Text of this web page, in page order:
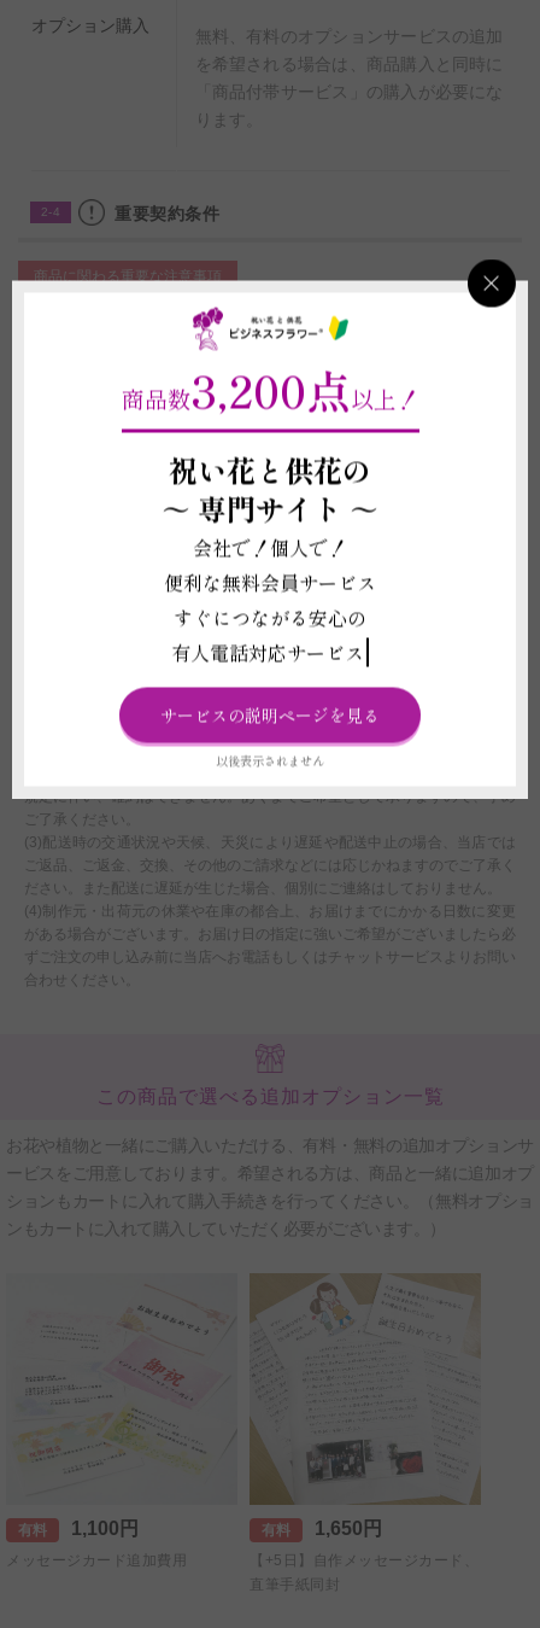
オプション購入
無料、有料のオプションサービスの追加
を希望される場合は、商品購入と同時に
「商品付帯サービス」の購入が必要にな
ります。
2-4 重要契約条件
商品に関わる重要な注意事項
(1)植物は形状や色合いが個々で異なります。可能な限り掲載写真に近いも
のをご用意いたしますが、季節や生育状況により植物の形状や色味が変動す
(2)お届け先の気温が0度を下回る場合、また、30度を超える場合は、配送中
に植物が気温の影響で傷む可能性があるため、お申し込みをお受けできない
ことがございます。強いご希望がございましたら、気温による品質への影響
に責任が持てないことをご了承の上で配送手配をいたします。
(3)立札や鉢などの資材は掲載写真と差異が発生する場合がございます。
(4)鉢は回収しておりません。ご不要になった際は各自治体のご案内に沿っ
(5)受注制作（オーダー）のため、商品作成後の変更・取り消しを承ること
ができません。制作開始後に、万が一ご注文をお取り消しされた場合も代金
はご注文者様に全額負担いただきます。
配送に関わる重要な注意事項
(1)平日15:00以降、土曜日12:00以降、及び営業時間外または休業日にいた
だいたご注文につきましては、翌営業日をもってご注文を承諾したものとさ
せていただきます。
(2)注文フォームでお届け時間帯のご指定いただいたとしても、運送会社の
規定に伴い、確約はできません。あくまでご希望として承りますので、予め
ご了承ください。
(3)配送時の交通状況や天候、天災により遅延や配送中止の場合、当店では
ご返品、ご返金、交換、その他のご請求などには応じかねますのでご了承く
ださい。また配送に遅延が生じた場合、個別にご連絡はしておりません。
(4)制作元・出荷元の休業や在庫の都合上、お届けまでにかかる日数に変更
がある場合がございます。お届け日の指定に強いご希望がございましたら必
ずご注文の申し込み前に当店へお電話もしくはチャットサービスよりお問い
合わせください。
この商品で選べる追加オプション一覧
お花や植物と一緒にご購入いただける、有料・無料の追加オプションサ
ービスをご用意しております。希望される方は、商品と一緒に追加オプ
ションもカートに入れて購入手続きを行ってください。（無料オプショ
ンもカートに入れて購入していただく必要がございます。）
有料 1,100円
メッセージカード追加費用
有料 1,650円
【+5日】自作メッセージカード、
直筆手紙同封
商品数3,200点以上！
祝い花と供花の
～ 専門サイト ～
会社で！個人で！
便利な無料会員サービス
すぐにつながる安心の
有人電話対応サービス
サービスの説明ページを見る
以後表示されません